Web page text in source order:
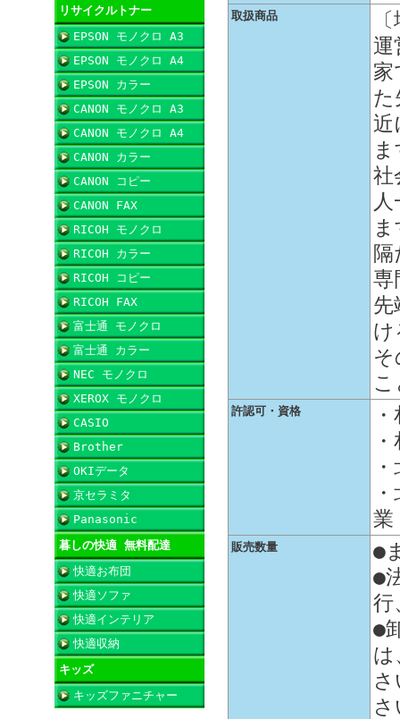
リサイクルトナー
EPSON モノクロ A3
EPSON モノクロ A4
EPSON カラー
CANON モノクロ A3
CANON モノクロ A4
CANON カラー
CANON コピー
CANON FAX
RICOH モノクロ
RICOH カラー
RICOH コピー
RICOH FAX
富士通 モノクロ
富士通 カラー
NEC モノクロ
XEROX モノクロ
CASIO
Brother
OKIデータ
京セラミタ
Panasonic
暮しの快適 無料配達
快適お布団
快適ソファ
快適インテリア
快適収納
キッズ
キッズファニチャー
取扱商品
運
家
た
近
社
隔
専
先
け
許認可・資格
業
販売数量
●
●
行
●
は